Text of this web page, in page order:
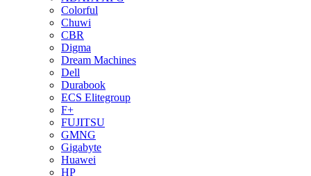
Colorful
Chuwi
CBR
Digma
Dream Machines
Dell
Durabook
ECS Elitegroup
F+
FUJITSU
GMNG
Gigabyte
Huawei
HP